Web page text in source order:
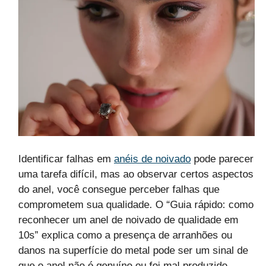
Identificar falhas em anéis de noivado pode parecer
uma tarefa difícil, mas ao observar certos aspectos
do anel, você consegue perceber falhas que
comprometem sua qualidade. O “Guia rápido: como
reconhecer um anel de noivado de qualidade em
10s” explica como a presença de arranhões ou
danos na superfície do metal pode ser um sinal de